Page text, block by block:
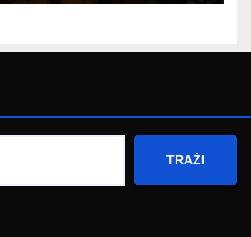
TRAŽI